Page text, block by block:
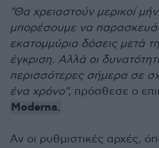
"Θα χρειαστούν μερικοί
μπορέσουμε να
εκατομμύρια δόσεις μετά
έγκριση. Αλλά οι
περισσότερες σήμερα σε
ένα χρόνο", πρόσθεσε ο
Moderna.
Αν οι ρυθμιστικές αρχές,